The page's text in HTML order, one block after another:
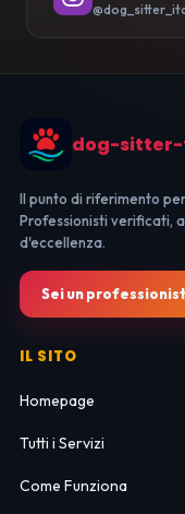
dog-
Il punto di riferimento
Professionisti verificati,
d'eccellenza.
Sei un
IL SITO
Homepage
Tutti i Servizi
Come Funziona